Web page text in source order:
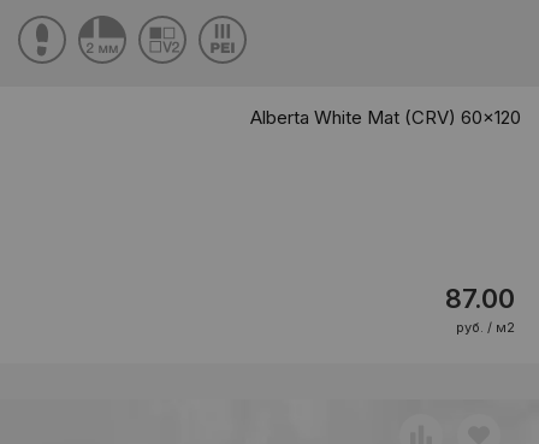
Alberta White Mat (CRV) 60x120
87.00
руб. / м2